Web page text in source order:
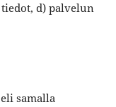
d) palvelun
samalla